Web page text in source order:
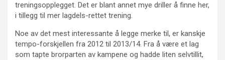
treningsopplegget. Det er blant annet mye driller å finne her,
i tillegg til mer lagdels-rettet trening.
Noe av det mest interessante å legge merke til, er kanskje
tempo-forskjellen fra 2012 til 2013/14. Fra å være et lag
som tapte brorparten av kampene og hadde liten selvtillit,